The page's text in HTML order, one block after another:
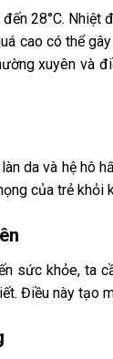
28°C.
cao có thể
xuyên và
da và hệ hô
của trẻ khỏi
sức khỏe, ta
Điều này tạo